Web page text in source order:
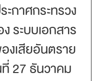
กาศกระทรวง
ระบบเอกสาร
งเสียอันตราย
27 ธันวาคม